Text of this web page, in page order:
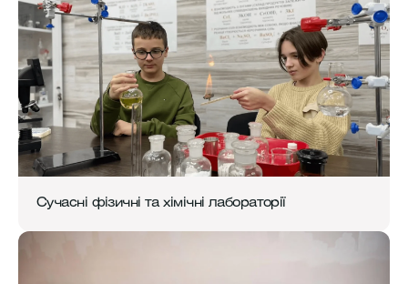
Сучасні фізичні та хімічні лабораторії